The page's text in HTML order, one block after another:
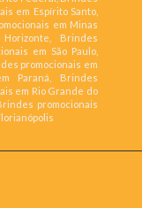
em Espírito Santo,
em Minas
Brindes
em São Paulo,
promocionais em
Paraná, Brindes
em Rio Grande do
promocionais